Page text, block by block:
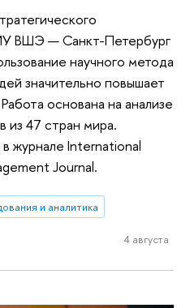
ВШЭ — Санкт-Петербург
научного метода
значительно повышает
основана на анализе
из 47 стран мира.
журнале International
Journal.
и аналитика
4 августа